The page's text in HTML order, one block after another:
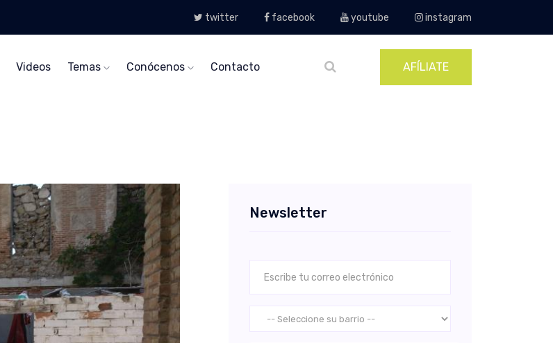
twitter facebook youtube instagram
Videos Temas Conócenos Contacto AFÍLIATE
Newsletter